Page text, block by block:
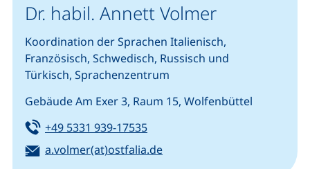
Dr. habil. Annett Volmer
Koordination der Sprachen Italienisch,
Französisch, Schwedisch, Russisch und
Türkisch, Sprachenzentrum
Gebäude Am Exer 3, Raum 15, Wolfenbüttel
Tel:
+49 5331 939-17535(startet einen Telefonanruf,
E-Mail:
a.volmer(at)ostfalia.de